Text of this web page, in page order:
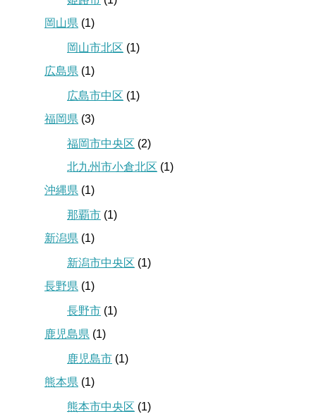
岡山県 (1)
岡山市北区 (1)
広島県 (1)
広島市中区 (1)
福岡県 (3)
福岡市中央区 (2)
北九州市小倉北区 (1)
沖縄県 (1)
那覇市 (1)
新潟県 (1)
新潟市中央区 (1)
長野県 (1)
長野市 (1)
鹿児島県 (1)
鹿児島市 (1)
熊本県 (1)
熊本市中央区 (1)